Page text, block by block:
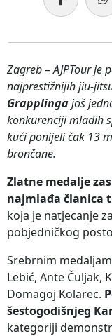
Zagreb – AJPTour je
najprestižnijih jiu-
Grapplingajoš
konkurenciji mladih
kući ponijeli čak 13
brončane.
Zlatne medalje
najmlađa članica
koja je natjecanje
pobjedničkog
Srebrnim
Lebić, Ante Čuljak,
Domagoj Kolarec.
šestogodišnjeg
kategoriji